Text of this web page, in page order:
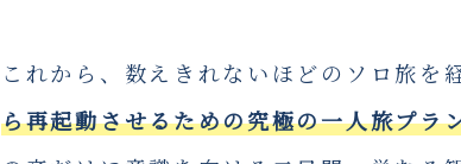
これから、数えきれないほどのソロ旅
ら再起動させるための究極の一人旅プラ